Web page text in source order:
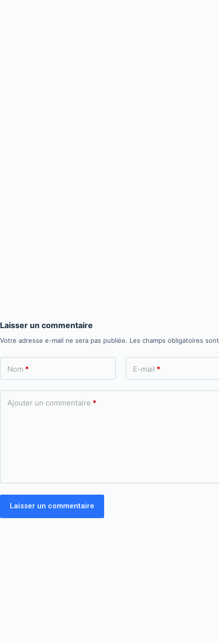
Laisser un commentaire
Votre adresse e-mail ne sera pas publiée. Les champs obligatoires
Nom * E-mail *
Ajouter un commentaire *
Laisser un commentaire